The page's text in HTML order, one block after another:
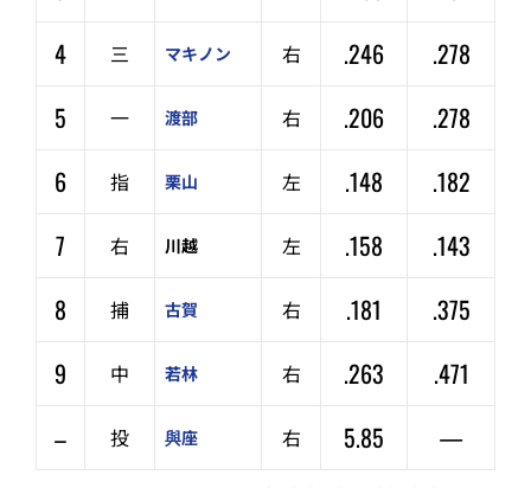
4
三 マキノン 右 .246
.278
5
一 渡部 右 .206
.278
6
指 栗山 左 .148
.182
7
右 川越 左 .158
.143
8
捕 古賀 右 .181
.375
9
中 若林 右 .263
.471
–
投 與座 右 5.85 —